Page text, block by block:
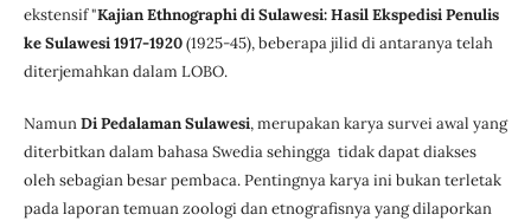
ekstensif "Kajian Ethnographi di Sulawesi: Hasil Ekspedisi Penulis
ke Sulawesi 1917-1920(1925-45), beberapa jilid di antaranya telah
diterjemahkan dalam LOBO.
NamunDi Pedalaman Sulawesi, merupakan karya survei awal yang
diterbitkan dalam bahasa Swedia sehingga tidak dapat diakses
oleh sebagian besar pembaca. Pentingnya karya ini bukan terletak
pada laporan temuan zoologi dan etnografisnya yang dilaporkan